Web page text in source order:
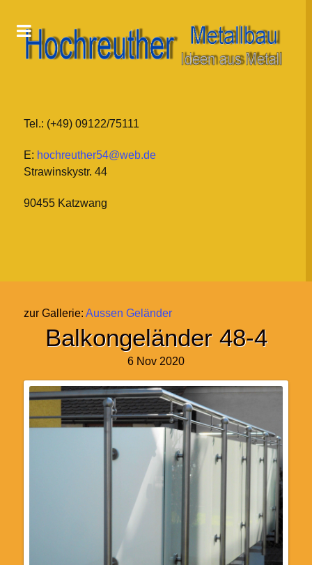
Tel.: (+49) 09122/75111
E: hochreuther54@web.de
Strawinskystr. 44
90455 Katzwang
zur Gallerie: Aussen Geländer
Balkongeländer 48-4
6 Nov 2020